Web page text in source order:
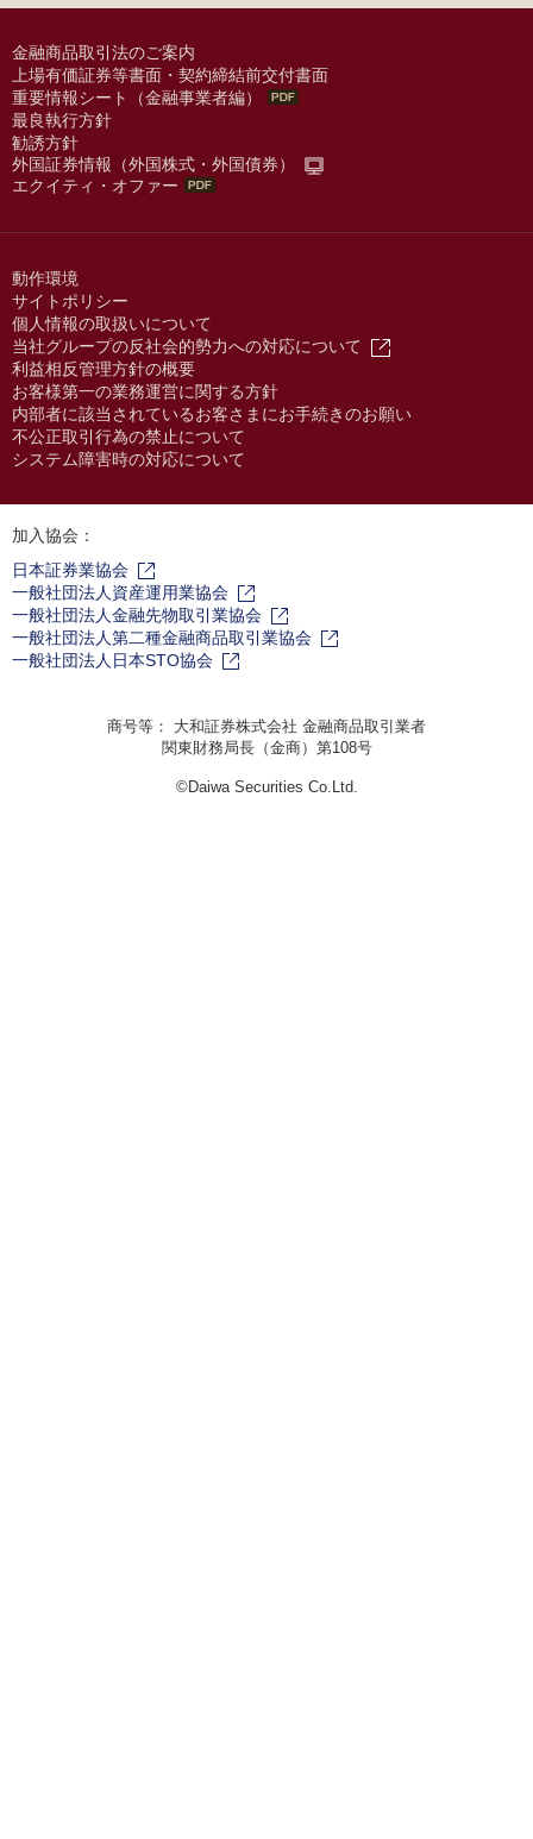
金融商品取引法のご案内
上場有価証券等書面・契約締結前交付書面
重要情報シート（金融事業者編）
最良執行方針
勧誘方針
外国証券情報（外国株式・外国債券）
エクイティ・オファー
動作環境
サイトポリシー
個人情報の取扱いについて
当社グループの反社会的勢力への対応について
利益相反管理方針の概要
お客様第一の業務運営に関する方針
内部者に該当されているお客さまにお手続きのお願い
不公正取引行為の禁止について
システム障害時の対応について
加入協会：
日本証券業協会
一般社団法人資産運用業協会
一般社団法人金融先物取引業協会
一般社団法人第二種金融商品取引業協会
一般社団法人日本STO協会
商号等： 大和証券株式会社 金融商品取引業者
関東財務局長（金商）第108号
©Daiwa Securities Co.Ltd.